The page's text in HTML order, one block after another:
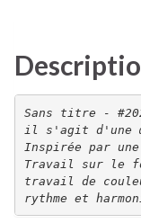
Sans titre -
il s'agit d'une
Inspirée par
Travail sur le
travail de
rythme et